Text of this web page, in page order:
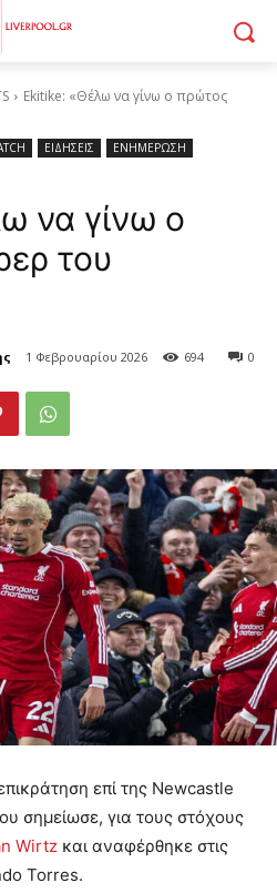
Ekitike: «Θέλω να γίνω ο πρώτος
ΕΙΔΗΣΕΙΣ
ΕΝΗΜΕΡΩΣΗ
να γίνω ο
του
1 Φεβρουαρίου 2026 0
694
επί της Newcastle
σημείωσε, για τους στόχους
Wirtz και αναφέρθηκε στις
Torres.